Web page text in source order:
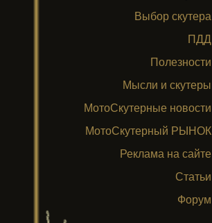
Выбор скутера
ПДД
Полезности
Мысли и скутеры
МотоСкутерные новости
МотоСкутерный РЫНОК
Реклама на сайте
Статьи
Форум